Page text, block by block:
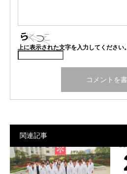
上に表示された文字を入力してください。
関連記事